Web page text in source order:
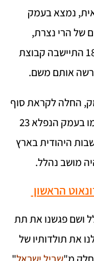
נמצא בעמק
של הרי נצרת,
צפונית מזרחית לנהלל. בשנת 1867 התיישבה קבוצת
אותם משם.
החלה לקראת סוף
שנת 1921. תוך פחות מעשור הוקמו בעמק הנפלא 23
היהודית בארץ
מושב נהלל.
הראשון
ושם פגשנו את תת
את תולדותיו של